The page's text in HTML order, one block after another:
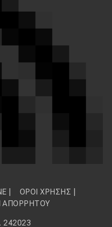
| ΟΡΟΙ ΧΡΗΣΗΣ
ΑΠΟΡΡΗΤΟΥ